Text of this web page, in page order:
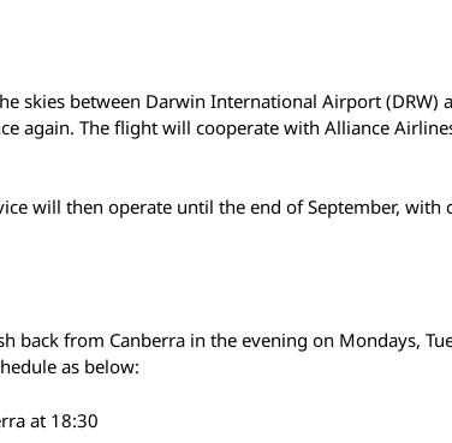
skies between Darwin International Airport (DRW)
again. The flight will cooperate with Alliance
will then operate until the end of September,
from Canberra in the evening on Mondays,
as below:
at 18:30